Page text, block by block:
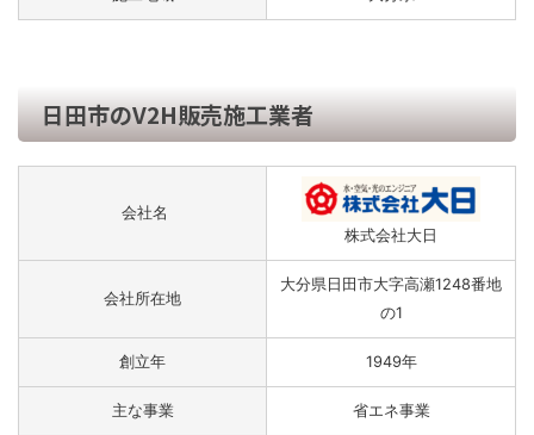
日田市のV2H販売施工業者
会社名
株式会社大日
会社所在地
大分県日田市大字高瀬1248番地
の1
創立年 1949年
主な事業 省エネ事業